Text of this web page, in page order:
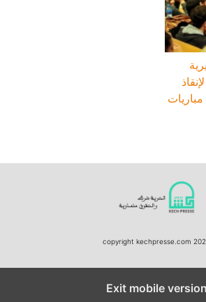
copyright kechpresse.com
Exit mobile version